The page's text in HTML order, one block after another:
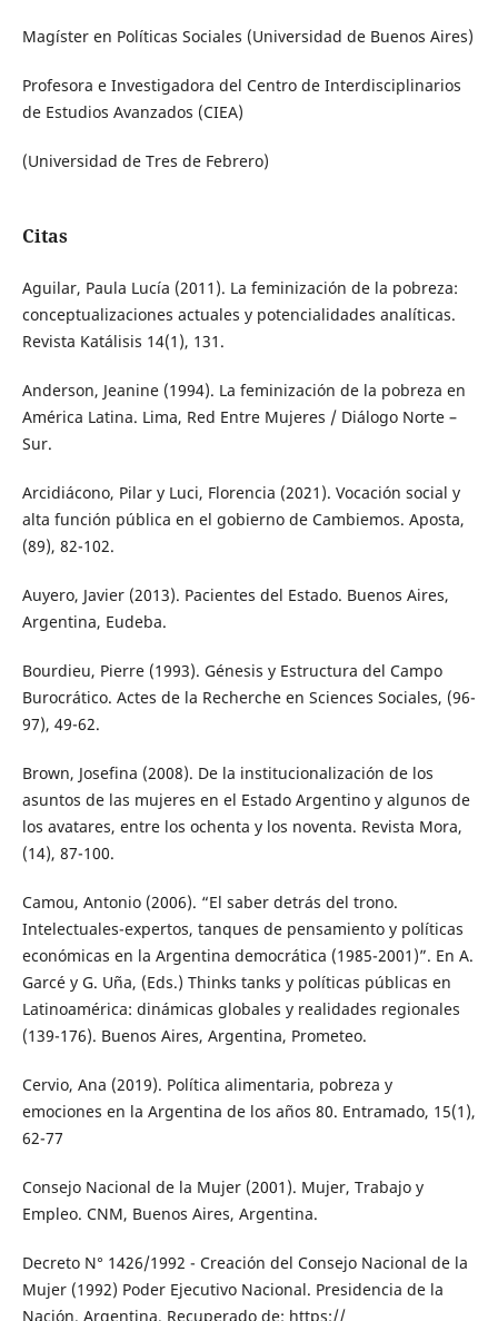
Magíster en Políticas Sociales (Universidad de Buenos Aires)
Profesora e Investigadora del Centro de Interdisciplinarios
de Estudios Avanzados (CIEA)
(Universidad de Tres de Febrero)
Citas
Aguilar, Paula Lucía (2011). La feminización de la pobreza:
conceptualizaciones actuales y potencialidades analíticas.
Revista Katálisis 14(1), 131.
Anderson, Jeanine (1994). La feminización de la pobreza en
América Latina. Lima, Red Entre Mujeres / Diálogo Norte –
Sur.
Arcidiácono, Pilar y Luci, Florencia (2021). Vocación social y
alta función pública en el gobierno de Cambiemos. Aposta,
(89), 82-102.
Auyero, Javier (2013). Pacientes del Estado. Buenos Aires,
Argentina, Eudeba.
Bourdieu, Pierre (1993). Génesis y Estructura del Campo
Burocrático. Actes de la Recherche en Sciences Sociales, (96-
97), 49-62.
Brown, Josefina (2008). De la institucionalización de los
asuntos de las mujeres en el Estado Argentino y algunos de
los avatares, entre los ochenta y los noventa. Revista Mora,
(14), 87-100.
Camou, Antonio (2006). “El saber detrás del trono.
Intelectuales-expertos, tanques de pensamiento y políticas
económicas en la Argentina democrática (1985-2001)”. En A.
Garcé y G. Uña, (Eds.) Thinks tanks y políticas públicas en
Latinoamérica: dinámicas globales y realidades regionales
(139-176). Buenos Aires, Argentina, Prometeo.
Cervio, Ana (2019). Política alimentaria, pobreza y
emociones en la Argentina de los años 80. Entramado, 15(1),
62-77
Consejo Nacional de la Mujer (2001). Mujer, Trabajo y
Empleo. CNM, Buenos Aires, Argentina.
Decreto N° 1426/1992 - Creación del Consejo Nacional de la
Mujer (1992) Poder Ejecutivo Nacional. Presidencia de la
Nación. Argentina. Recuperado de: https://